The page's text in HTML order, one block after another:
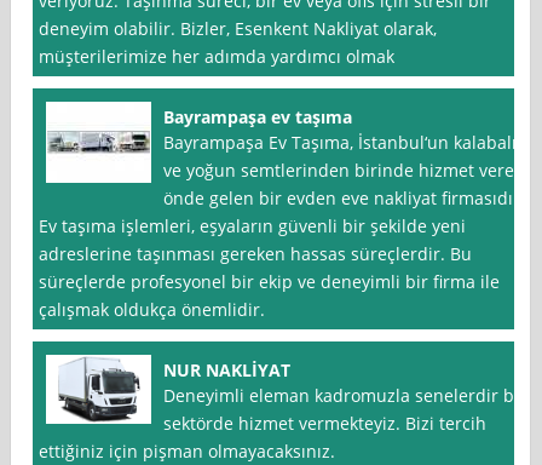
deneyim olabilir. Bizler, Esenkent Nakliyat olarak,
müşterilerimize her adımda yardımcı olmak
Bayrampaşa ev taşıma
Bayrampaşa Ev Taşıma, İstanbul‘un kalabalık
ve yoğun semtlerinden birinde hizmet veren
önde gelen bir evden eve nakliyat firmasıdır.
Ev taşıma işlemleri, eşyaların güvenli bir şekilde yeni
adreslerine taşınması gereken hassas süreçlerdir. Bu
süreçlerde profesyonel bir ekip ve deneyimli bir firma ile
çalışmak oldukça önemlidir.
NUR NAKLİYAT
Deneyimli eleman kadromuzla senelerdir bu
sektörde hizmet vermekteyiz. Bizi tercih
ettiğiniz için pişman olmayacaksınız.